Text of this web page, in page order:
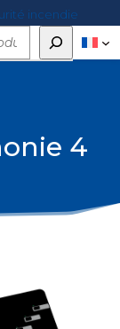
incendie
4